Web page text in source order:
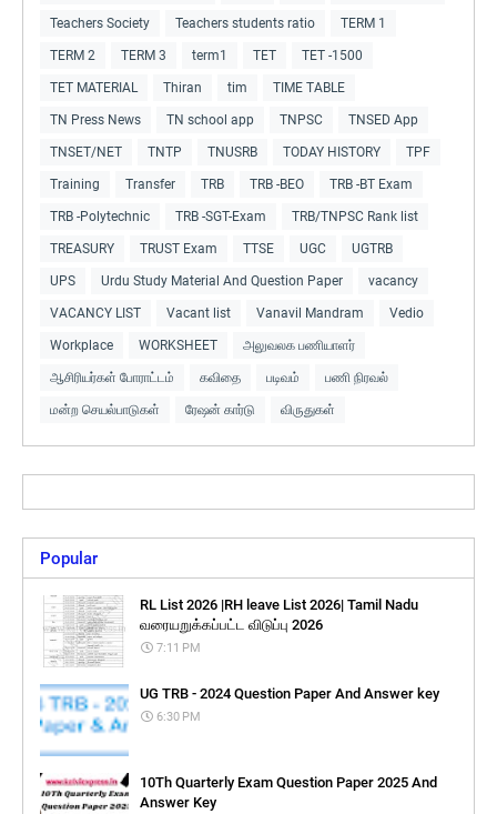
Teachers Society Teachers students ratio TERM 1
TERM 2 TERM 3 term1 TET TET -1500
TET MATERIAL Thiran tim TIME TABLE
TN Press News TN school app TNPSC TNSED App
TNSET/NET TNTP TNUSRB TODAY HISTORY TPF
Training Transfer TRB TRB -BEO TRB -BT Exam
TRB -Polytechnic TRB -SGT-Exam TRB/TNPSC Rank list
TREASURY TRUST Exam TTSE UGC UGTRB
UPS Urdu Study Material And Question Paper vacancy
VACANCY LIST Vacant list Vanavil Mandram Vedio
Workplace WORKSHEET அலுவலக பணியாளர்
ஆசிரியர்கள் போராட்டம் கவிதை படிவம் பணி நிரவல்
மன்ற செயல்பாடுகள் ரேஷன் கார்டு விருதுகள்
Popular
RL List 2026 |RH leave List 2026| Tamil Nadu
வரையறுக்கப்பட்ட விடுப்பு 2026
7:11 PM
UG TRB - 2024 Question Paper And Answer key
6:30 PM
10Th Quarterly Exam Question Paper 2025 And
Answer Key